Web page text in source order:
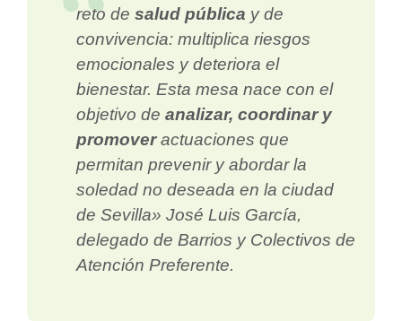
reto de salud pública y de
convivencia: multiplica riesgos
emocionales y deteriora el
bienestar. Esta mesa nace con el
objetivo de analizar, coordinar y
promoveractuaciones que
permitan prevenir y abordar la
soledad no deseada en la ciudad
de Sevilla» José Luis García,
delegado de Barrios y Colectivos de
Atención Preferente.